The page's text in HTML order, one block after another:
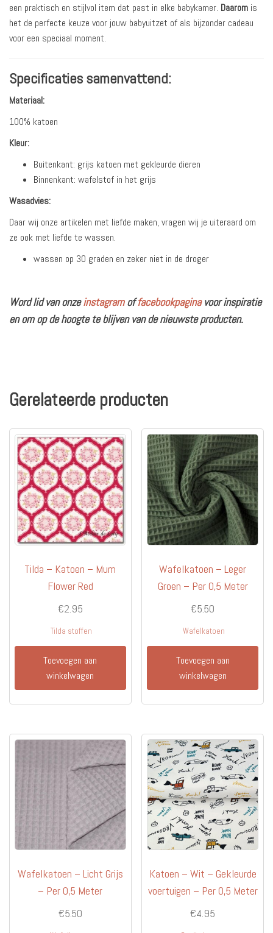
een praktisch en stijlvol item dat past in elke babykamer. Daarom is
het de perfecte keuze voor jouw babyuitzet of als bijzonder cadeau
voor een speciaal moment.
Specificaties samenvattend:
Materiaal:
100% katoen
Kleur:
Buitenkant: grijs katoen met gekleurde dieren
Binnenkant: wafelstof in het grijs
Wasadvies:
Daar wij onze artikelen met liefde maken, vragen wij je uiteraard om
ze ook met liefde te wassen.
wassen op 30 graden en zeker niet in de droger
Word lid van onzeinstagramoffacebookpaginavoor inspiratie
en om op de hoogte te blijven van de nieuwste producten.
Gerelateerde producten
Tilda – Katoen – Mum
Flower Red
€2.95
Tilda stoffen
Toevoegen aan
winkelwagen
Wafelkatoen – Leger
Groen – Per 0,5 Meter
€5.50
Wafelkatoen
Toevoegen aan
winkelwagen
Wafelkatoen – Licht Grijs
– Per 0,5 Meter
€5.50
Katoen – Wit – Gekleurde
voertuigen – Per 0,5 Meter
€4.95